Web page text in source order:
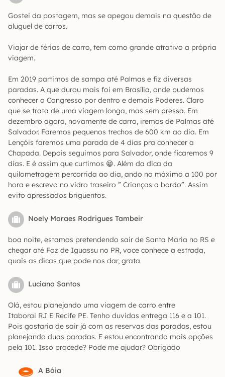
Gostei da postagem, mas se apegou demais na questão de
aluguel de carros.
Viajar de férias de carro, tem como grande atrativo a própria
viagem.
Em 2019 partimos de sampa até Palmas e fiz diversas
paradas. A que durou mais foi em Brasília, onde pudemos
conhecer o Congresso por dentro e demais Poderes. Claro
que se trata de uma viagem longa, mas sem pressa. Em
dezembro agora, novamente de carro, iremos de Palmas até
Salvador. Faremos pequenos trechos de 600 km ao dia. Em
Lençóis faremos uma parada de 4 dias pra conhecer a
Chapada. Depois seguimos para Salvador, onde ficaremos 9
dias. E é assim que curtimos 😁. Além da dica da
quilometragem percorrida ao dia, ando no máximo a 100 por
hora e escrevo no vidro traseiro ” Crianças a bordo”. Assim
evito apressados briguentos.
Noely Moraes Rodrigues Tambeir
boa noite, estamos pretendendo sair de Santa Maria no RS e
chegar até Foz de Iguassu no PR, voce conhece a estrada,
quais as dicas que pode nos dar, grata
Luciano Santos
Olá, estou planejando uma viagem de carro entre
Itaborai RJ E Recife PE. Tenho duvidas entrega 116 e a 101.
Pois gostaria de sair já com as reservas das paradas, estou
planejando duas paradas. E estou encontrando mais opções
pela 101. Isso procede? Pode me ajudar? Obrigado
A Bóia